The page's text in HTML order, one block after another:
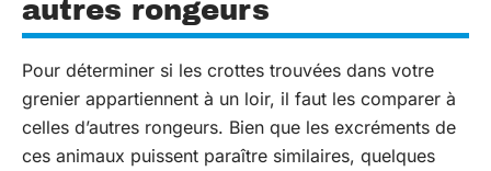
autres rongeurs
Pour déterminer si les crottes trouvées dans votre
grenier appartiennent à un loir, il faut les comparer à
celles d’autres rongeurs. Bien que les excréments de
ces animaux puissent paraître similaires, quelques